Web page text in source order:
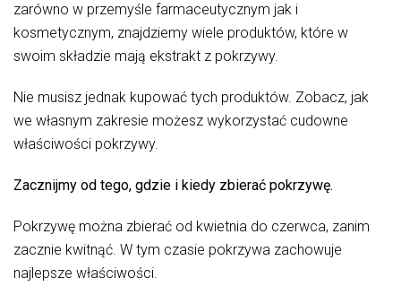
zarówno w przemyśle farmaceutycznym jak i
kosmetycznym, znajdziemy wiele produktów, które w
swoim składzie mają ekstrakt z pokrzywy.
Nie musisz jednak kupować tych produktów. Zobacz, jak
we własnym zakresie możesz wykorzystać cudowne
właściwości pokrzywy.
Zacznijmy od tego, gdzie i kiedy zbierać pokrzywę.
Pokrzywę można zbierać od kwietnia do czerwca, zanim
zacznie kwitnąć. W tym czasie pokrzywa zachowuje
najlepsze właściwości.